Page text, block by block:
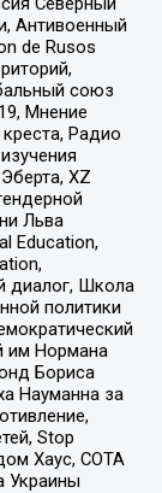
Антивоенный
de Rusos
союз
Мнение
Радио
XZ
Льва
Education,
диалог, Школа
политики
им Нормана
Бориса
Науманна за
Stop
Хаус, СОТА
Украины